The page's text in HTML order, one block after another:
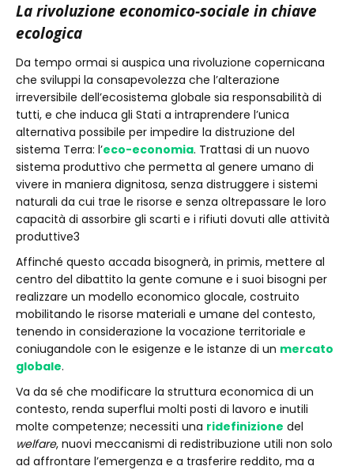
La rivoluzione economico-sociale in chiave
ecologica
Da tempo ormai si auspica una rivoluzione copernicana
che sviluppi la consapevolezza che l’alterazione
irreversibile dell’ecosistema globale sia responsabilità di
tutti, e che induca gli Stati a intraprendere l’unica
alternativa possibile per impedire la distruzione del
sistema Terra: l’eco-economia. Trattasi di un nuovo
sistema produttivo che permetta al genere umano di
vivere in maniera dignitosa, senza distruggere i sistemi
naturali da cui trae le risorse e senza oltrepassare le loro
capacità di assorbire gli scarti e i rifiuti dovuti alle attività
produttive3
Affinché questo accada bisognerà, in primis, mettere al
centro del dibattito la gente comune e i suoi bisogni per
realizzare un modello economico glocale, costruito
mobilitando le risorse materiali e umane del contesto,
tenendo in considerazione la vocazione territoriale e
coniugandole con le esigenze e le istanze di un mercato
globale.
Va da sé che modificare la struttura economica di un
contesto, renda superflui molti posti di lavoro e inutili
molte competenze; necessiti una ridefinizione del
welfare, nuovi meccanismi di redistribuzione utili non solo
ad affrontare l’emergenza e a trasferire reddito, ma a